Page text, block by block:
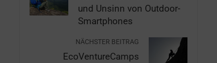
und Unsinn von Outdoor-
Smartphones
NÄCHSTER BEITRAG
EcoVentureCamps